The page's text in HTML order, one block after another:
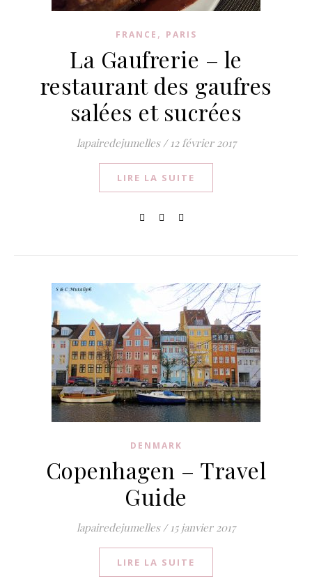
FRANCE , PARIS
La Gaufrerie – le
restaurant des gaufres
salées et sucrées
lapairedejumelles / 12 février 2017
LIRE LA SUITE
DENMARK
Copenhagen – Travel
Guide
lapairedejumelles / 15 janvier 2017
LIRE LA SUITE